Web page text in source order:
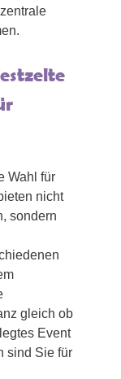
Wahl für
nicht
sondern
gleich ob
Event
sind Sie für